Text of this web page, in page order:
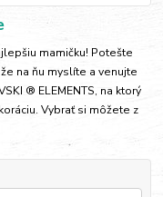
mamičku! Potešte
na ňu myslíte a venujte
® ELEMENTS, na ktorý
Vybrať si môžete z